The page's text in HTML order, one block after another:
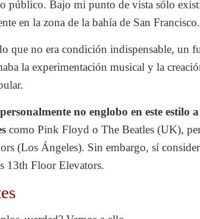
público. Bajo mi punto de vista sólo
en la zona de la bahía de San Francisco.
que no era condición indispensable, un
la experimentación musical y la
personalmente no englobo en este estilo
como Pink Floyd o The Beatles (UK),
(Los Ángeles). Sin embargo, sí
13th Floor Elevators.